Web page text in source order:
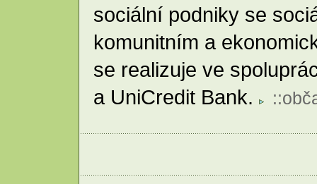
sociální podniky se
komunitním a
se realizuje ve
a UniCredit Bank.
::